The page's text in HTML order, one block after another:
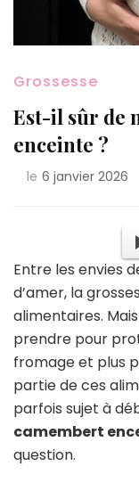
Grossesse
Est-il sûr de
enceinte ?
le 6 janvier 2026
Entre les envies
d’amer, la
alimentaires.
prendre pour
fromage et plus
partie de ces
parfois sujet à
camembert
question.